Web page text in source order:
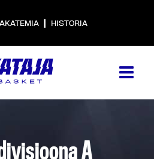
AKATEMIA | HISTORIA
A